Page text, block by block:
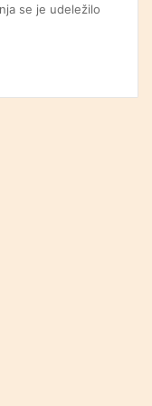
se je udeležilo